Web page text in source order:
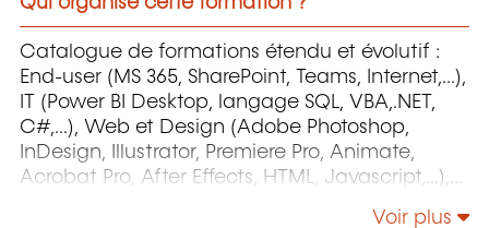
Catalogue de formations étendu et évolutif :
End-user (MS 365, SharePoint, Teams, Internet,...),
IT (Power BI Desktop, langage SQL, VBA,.NET,
C#,...), Web et Design (Adobe Photoshop,
InDesign, Illustrator, Premiere Pro, Animate,
Acrobat Pro, After Effects, HTML, Javascript,...),
Voir plus